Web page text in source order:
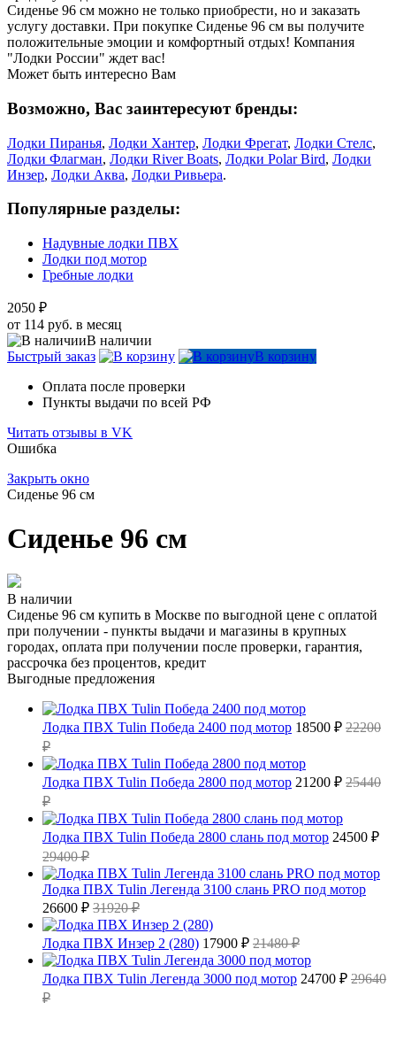
Сиденье 96 см можно не только приобрести, но и заказать
услугу доставки. При покупке Сиденье 96 см вы получите
положительные эмоции и комфортный отдых! Компания
"Лодки России" ждет вас!
Может быть интересно Вам
Возможно, Вас заинтересуют бренды:
Лодки Пиранья, Лодки Хантер, Лодки Фрегат, Лодки Стелс,
Лодки Флагман, Лодки River Boats, Лодки Polar Bird, Лодки
Инзер, Лодки Аква, Лодки Ривьера.
Популярные разделы:
Надувные лодки ПВХ
Лодки под мотор
Гребные лодки
2050 ₽
от 114 руб. в месяц
В наличии
Быстрый заказ
В корзину
Оплата после проверки
Пункты выдачи по всей РФ
Читать отзывы в VK
Ошибка
Закрыть окно
Сиденье 96 см
Сиденье 96 см
В наличии
Сиденье 96 см купить в Москве по выгодной цене с оплатой
при получении - пункты выдачи и магазины в крупных
городах, оплата при получении после проверки, гарантия,
рассрочка без процентов, кредит
Выгодные предложения
Лодка ПВХ Tulin Победа 2400 под мотор 18500 ₽ 22200
₽
Лодка ПВХ Tulin Победа 2800 под мотор 21200 ₽ 25440
₽
Лодка ПВХ Tulin Победа 2800 слань под мотор 24500 ₽
29400 ₽
Лодка ПВХ Tulin Легенда 3100 слань PRO под мотор
26600 ₽ 31920 ₽
Лодка ПВХ Инзер 2 (280) 17900 ₽ 21480 ₽
Лодка ПВХ Tulin Легенда 3000 под мотор 24700 ₽ 29640
₽